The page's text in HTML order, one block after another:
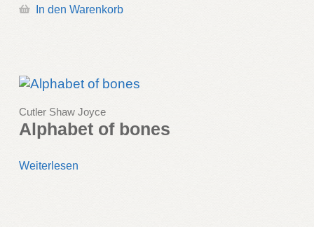
In den Warenkorb
Cutler Shaw Joyce
Alphabet of bones
Weiterlesen